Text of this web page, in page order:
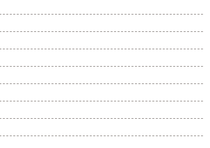
やすくなりましたね
ただきます
先日、弊社が日本ペイン
り優良施工会社として表彰されました
HAPPY HALLOWEEN
＊湘南の
外壁塗装専門店＊
ちょっとご無沙汰してる間にもう11月も
ていますね
2020年もあっとゆう間
今年はコロナの影響で色々なイベン
ですね… ですが、先日ブログでもお伝
2020/11/02